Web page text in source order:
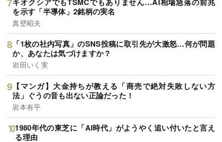
を示す「半導体」2銘柄の実名
真壁昭夫
「1枚の社内写真」のSNS投稿に取引先が大激怒…何が問題
か、あなたは気づけますか？
岩田いく実
【マンガ】大金持ちが教える「商売で絶対失敗しない方
法」ぐうの音も出ない正論だった！
岩本有平
1980年代の東芝に「AI時代」がようやく追い付いたと言え
る理由